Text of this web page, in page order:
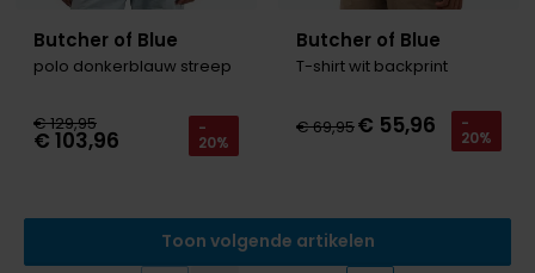
Butcher of Blue
polo donkerblauw streep
€ 129,95
€ 103,96 -
20%
Butcher of Blue
T-shirt wit backprint
€ 69,95€ 55,96 -
20%
Toon volgende artikelen